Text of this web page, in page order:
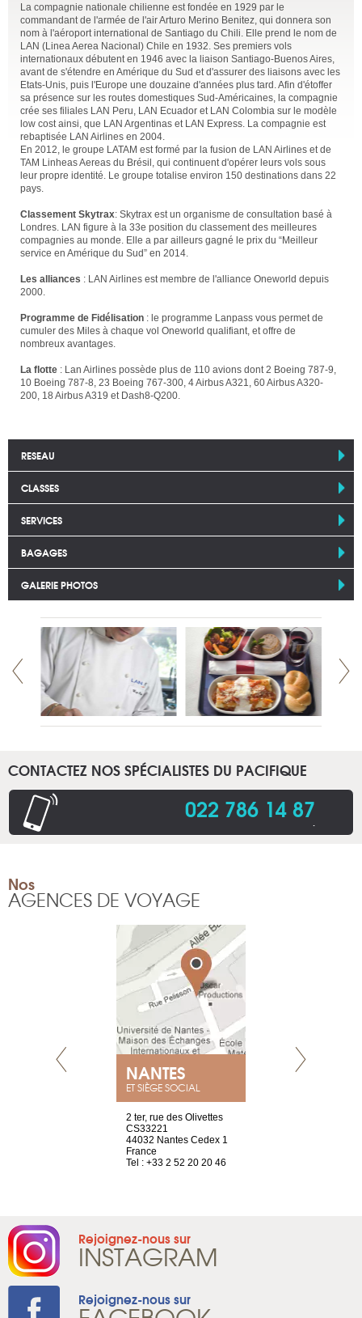
La compagnie nationale chilienne est fondée en 1929 par le
commandant de l'armée de l'air Arturo Merino Benitez, qui donnera son
nom à l'aéroport international de Santiago du Chili. Elle prend le nom de
LAN (Linea Aerea Nacional) Chile en 1932. Ses premiers vols
internationaux débutent en 1946 avec la liaison Santiago-Buenos Aires,
avant de s'étendre en Amérique du Sud et d'assurer des liaisons avec les
Etats-Unis, puis l'Europe une douzaine d'années plus tard. Afin d'étoffer
sa présence sur les routes domestiques Sud-Américaines, la compagnie
crée ses filiales LAN Peru, LAN Ecuador et LAN Colombia sur le modèle
low cost ainsi, que LAN Argentinas et LAN Express. La compagnie est
rebaptisée LAN Airlines en 2004.
En 2012, le groupe LATAM est formé par la fusion de LAN Airlines et de
TAM Linheas Aereas du Brésil, qui continuent d'opérer leurs vols sous
leur propre identité. Le groupe totalise environ 150 destinations dans 22
pays.
Classement Skytrax: Skytrax est un organisme de consultation basé à
Londres. LAN figure à la 33e position du classement des meilleures
compagnies au monde. Elle a par ailleurs gagné le prix du “Meilleur
service en Amérique du Sud” en 2014.
Les alliances : LAN Airlines est membre de l'alliance Oneworld depuis
2000.
Programme de Fidélisation : le programme Lanpass vous permet de
cumuler des Miles à chaque vol Oneworld qualifiant, et offre de
nombreux avantages.
La flotte : Lan Airlines possède plus de 110 avions dont 2 Boeing 787-9,
10 Boeing 787-8, 23 Boeing 767-300, 4 Airbus A321, 60 Airbus A320-
200, 18 Airbus A319 et Dash8-Q200.
RESEAU
CLASSES
SERVICES
BAGAGES
GALERIE PHOTOS
CONTACTEZ NOS SPÉCIALISTES DU PACIFIQUE
022 786 14 87.
Nos
AGENCES DE VOYAGE
NANTES
ET SIÈGE SOCIAL
2 ter, rue des Olivettes
CS33221
44032 Nantes Cedex 1
France
Tel : +33 2 52 20 20 46
Rejoignez-nous sur
INSTAGRAM
Rejoignez-nous sur